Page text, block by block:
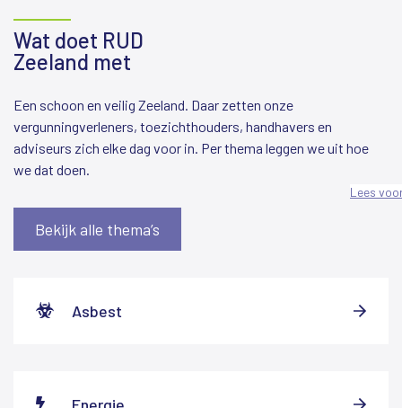
Lees
Wat doet RUD
Zeeland met
Een schoon en veilig Zeeland. Daar zetten onze
vergunningverleners, toezichthouders, handhavers en
adviseurs zich elke dag voor in. Per thema leggen we uit hoe
we dat doen.
Bekijk alle thema’s
Asbest